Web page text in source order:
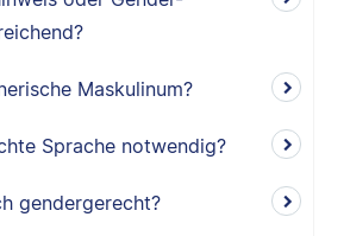
Maskulinum?
Sprache notwendig?
gendergerecht?